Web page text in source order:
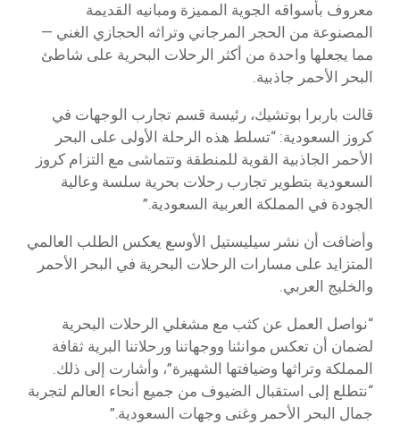
معروف بأسواقه الجوية المميزة ومبانيه القديمة
المصنوعة من الحجر المرجاني وتراثه الحجازي الغني —
مما يجعلها واحدة من أكثر الرحلات البحرية على شاطئ
البحر الأحمر جاذبية.
قالت باربرا بوتشيك، رئيسة قسم تجارب الوجهات في
كروز السعودية: “تسلط هذه الرحلة الأولى على البحر
الأحمر الجاذبية القوية للمنطقة وتتماشى مع التزام كروز
السعودية بتطوير تجارب رحلات بحرية سلسة وعالية
الجودة في المملكة العربية السعودية.”
وأضافت أن نشر سيليستيل الأوسع يعكس الطلب العالمي
المتزايد على مسارات الرحلات البحرية في البحر الأحمر
والخليج العربي.
“نواصل العمل عن كثب مع مشغلي الرحلات البحرية
لضمان أن تعكس موانئنا ووجهاتنا ورحلاتنا البرية ثقافة
المملكة وتراثها وضيافتها الشهيرة”، وأشارت إلى ذلك.
“نتطلع إلى استقبال الضيوف من جميع أنحاء العالم لتجربة
جمال البحر الأحمر وغنى وجهات السعودية.”